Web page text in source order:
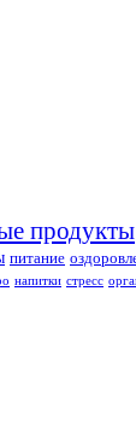
продукты
питание
напитки стресс